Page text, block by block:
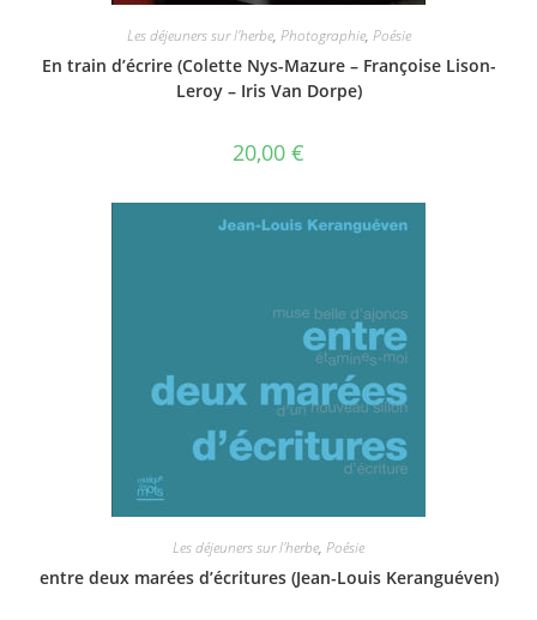
Les déjeuners sur l'herbe, Photographie, Poésie
En train d’écrire (Colette Nys-Mazure – Françoise Lison-
Leroy – Iris Van Dorpe)
20,00 €
Les déjeuners sur l'herbe, Poésie
entre deux marées d’écritures (Jean-Louis Keranguéven)